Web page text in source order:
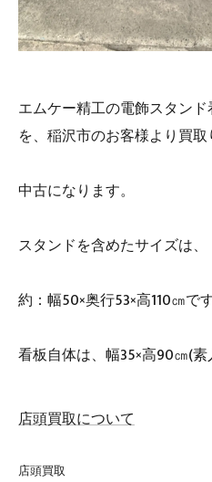
エムケー精工の電飾スタ
を、稲沢市のお客様より買取
中古になります。
スタンドを含めたサイズは、
約：幅50×奥行53×高110㎝です
看板自体は、幅35×高90㎝(
店頭買取について
店頭買取